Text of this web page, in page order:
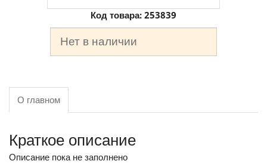
Код товара: 253839
Нет в наличии
О главном
Краткое описание
Описание пока не заполнено